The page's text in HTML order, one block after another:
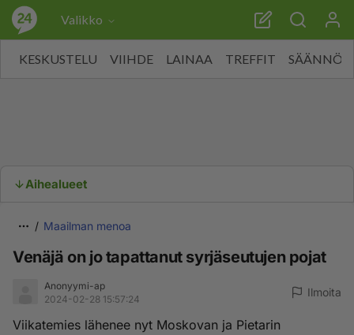
Valikko
KESKUSTELU VIIHDE LAINAA TREFFIT SÄÄNNÖT
Aihealueet
Maailman menoa
Venäjä on jo tapattanut syrjäseutujen pojat
Anonyymi-ap
2024-02-28 15:57:24
Ilmoita
Viikatemies lähenee nyt Moskovan ja Pietarin